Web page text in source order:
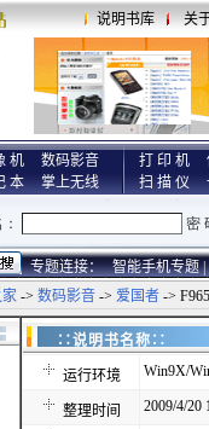
说明书库 关
机
数码影音
本 掌上无线
打 印 机
扫 描 仪
专题连接： 智能手机专题 |
-> 数码影音 -> 爱国者 ->
∷说明书名
运行环境 Win9X/
整理时间 2009/4/20